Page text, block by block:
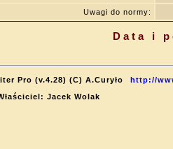
Uwagi do normy:
Data i
Pro (v.4.28) (C) A.Curyło
http://
Jacek Wolak